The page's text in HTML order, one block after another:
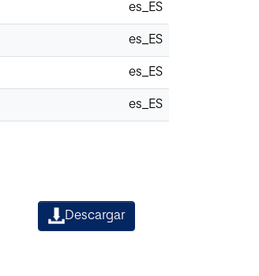
es_ES
es_ES
es_ES
es_ES
Descargar